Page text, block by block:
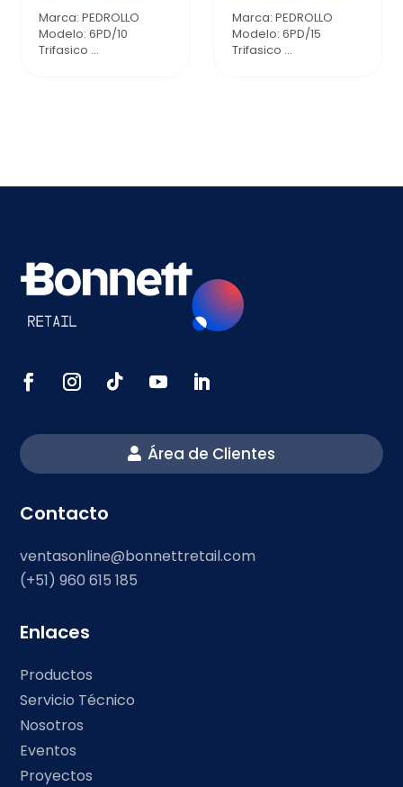
Marca: PEDROLLO
Modelo: 6PD/10
Trifasico ...
Marca: PEDROLLO
Modelo: 6PD/15
Trifasico ...
Área de Clientes
Contacto
ventasonline@bonnettretail.com
(+51) 960 615 185
Enlaces
Productos
Servicio Técnico
Nosotros
Eventos
Proyectos